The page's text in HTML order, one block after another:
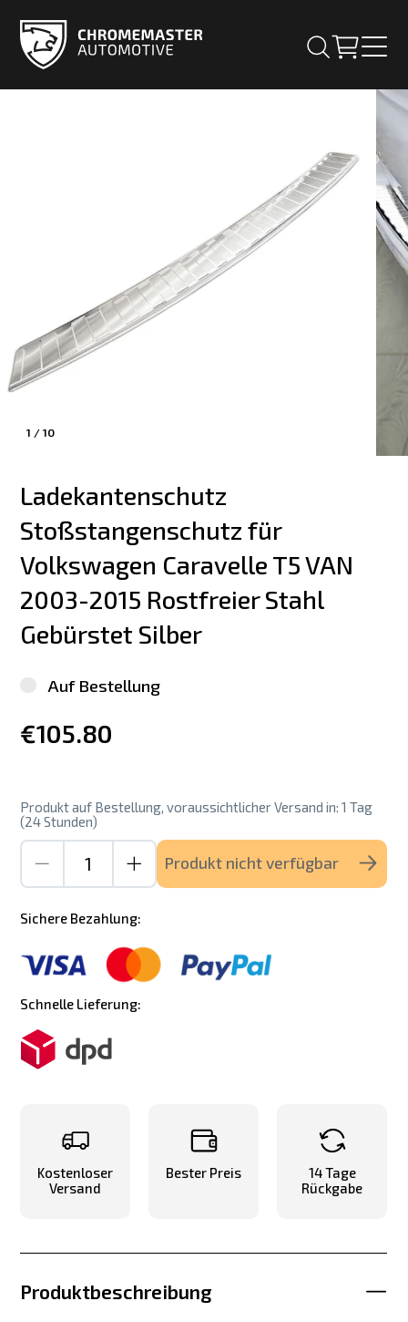
1 /10
Ladekantenschutz
Stoßstangenschutz für
Volkswagen Caravelle T5 VAN
2003-2015 Rostfreier Stahl
Gebürstet Silber
Auf Bestellung
€105.80
Produkt auf Bestellung, voraussichtlicher Versand in: 1 Tag
(24 Stunden)
Produkt nicht verfügbar
Sichere Bezahlung:
Schnelle Lieferung:
Kostenloser
Versand
Bester Preis
14 Tage
Rückgabe
Produktbeschreibung